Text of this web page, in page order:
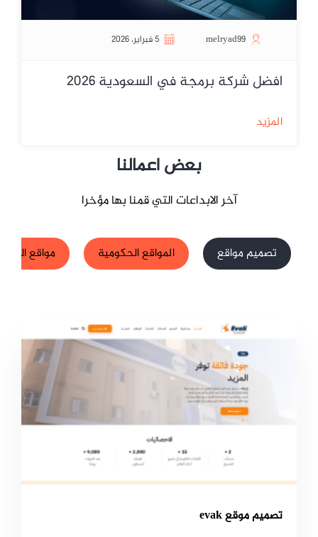
melryad99 5 فبراير، 2026
افضل شركة برمجة في السعودية 2026
المزيد
بعض اعمالنا
آخر الابداعات التي قمنا بها مؤخرا
تصميم مواقع المواقع الحكومية مواقع
تصميم موقع evak